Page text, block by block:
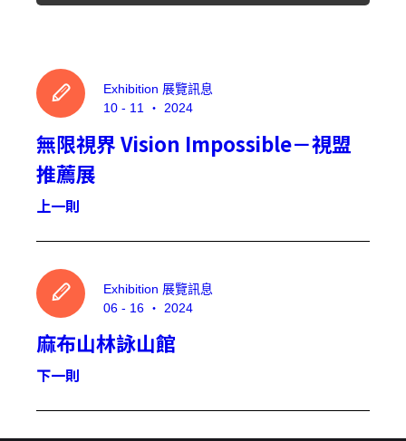
Exhibition 展覽訊息
10 - 11 ‧ 2024
無限視界 Vision Impossible－視盟
推薦展
上一則
Exhibition 展覽訊息
06 - 16 ‧ 2024
麻布山林詠山館
下一則